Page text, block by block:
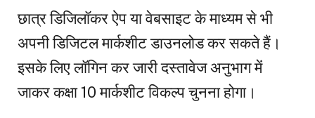
छात्र डिजिलॉकर ऐप या वेबसाइट के माध्यम से भी
अपनी डिजिटल मार्कशीट डाउनलोड कर सकते हैं।
इसके लिए लॉगिन कर जारी दस्तावेज अनुभाग में
जाकर कक्षा 10 मार्कशीट विकल्प चुनना होगा।